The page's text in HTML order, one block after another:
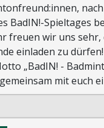
BadIN!-Spieltages
freuen wir uns sehr,
einladen zu
„BadIN! -
mit euch